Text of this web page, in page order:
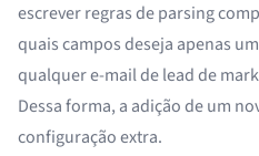
escrever regras de parsing
quais campos deseja apenas
qualquer e-mail de lead de
Dessa forma, a adição de um
configuração extra.